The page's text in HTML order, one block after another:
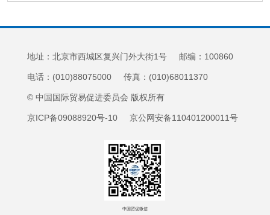
地址：北京市西城区复兴门外大街1号 邮编：100860
电话：(010)88075000 传真：(010)68011370
© 中国国际贸易促进委员会 版权所有
京ICP备09088920号-10 京公网安备110401200011号
中国贸促微信